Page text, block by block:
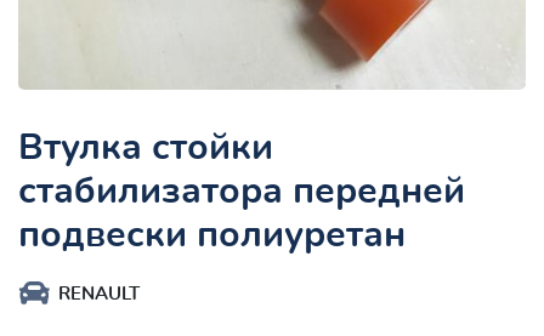
Втулка стойки
стабилизатора передней
подвески полиуретан
RENAULT